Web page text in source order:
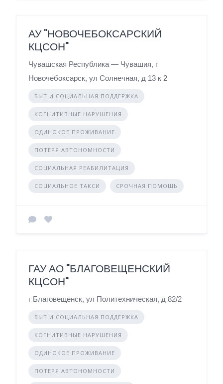
АУ "НОВОЧЕБОКСАРСКИЙ
КЦСОН"
Чувашская Республика — Чувашия, г
Новочебоксарск, ул Солнечная, д 13 к 2
БЫТ И СОЦИАЛЬНАЯ ПОДДЕРЖКА
КОГНИТИВНЫЕ НАРУШЕНИЯ
ОДИНОКОЕ ПРОЖИВАНИЕ
ПОТЕРЯ АВТОНОМНОСТИ
СОЦИАЛЬНАЯ РЕАБИЛИТАЦИЯ
СОЦИАЛЬНОЕ ТАКСИ СРОЧНАЯ ПОМОЩЬ
ГАУ АО "БЛАГОВЕЩЕНСКИЙ
КЦСОН"
г Благовещенск, ул Политехническая, д 82/2
БЫТ И СОЦИАЛЬНАЯ ПОДДЕРЖКА
КОГНИТИВНЫЕ НАРУШЕНИЯ
ОДИНОКОЕ ПРОЖИВАНИЕ
ПОТЕРЯ АВТОНОМНОСТИ